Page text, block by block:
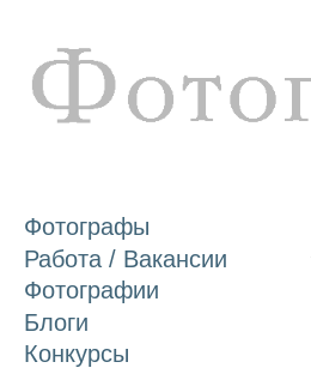
Фотографы
Работа / Вакансии
Фотографии
Блоги
Конкурсы